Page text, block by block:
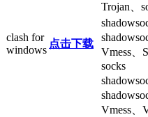
Trojan、
clash for
windows
点击下载
Vmess、
socks
Vmess、